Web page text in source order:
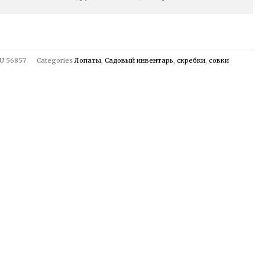
56857 Categories Лопаты, Садовый инвентарь, скребки, совки